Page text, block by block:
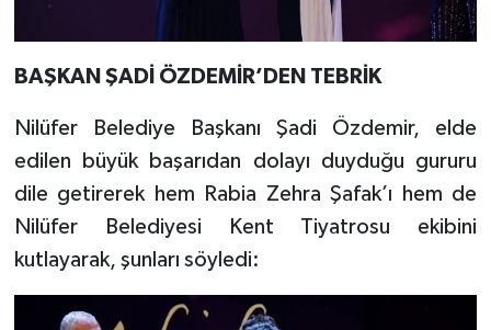
BAŞKAN ŞADİ ÖZDEMİR’DEN TEBRİK
Nilüfer Belediye Başkanı Şadi Özdemir, elde
edilen büyük başarıdan dolayı duyduğu gururu
dile getirerek hem Rabia Zehra Şafak’ı hem de
Nilüfer Belediyesi Kent Tiyatrosu ekibini
kutlayarak, şunları söyledi: